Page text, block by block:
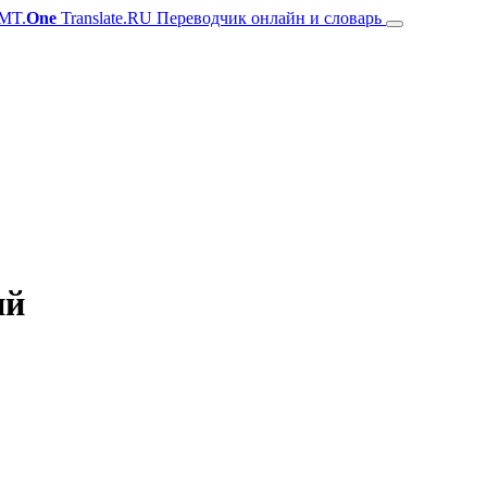
One Translate.RU Переводчик онлайн и словарь